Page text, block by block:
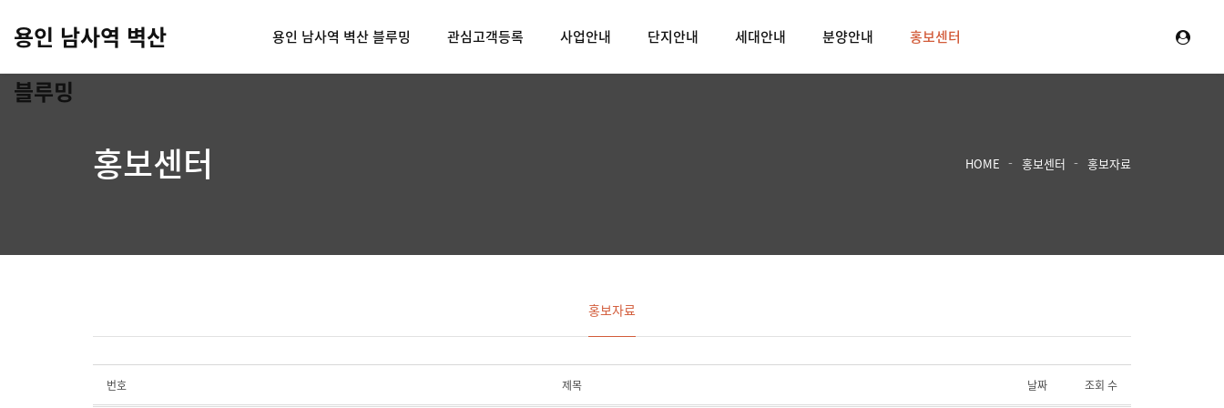
용인 남사역 벽산
블루밍
용인 남사역 벽산 블루밍 관심고객등록 사업안내 단지안내 세대안내 분양안내 홍보센터
홍보센터 HOME 홍보센터 홍보자료
홍보자료
번호 제목 날짜 조회 수